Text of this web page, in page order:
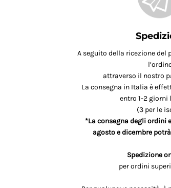
A seguito della ricezione del
attraverso il nostro
La consegna in Italia è
entro 1-2 giorni
(3 per le
*La consegna degli ordini
agosto e dicembre
Spedizione
per ordini